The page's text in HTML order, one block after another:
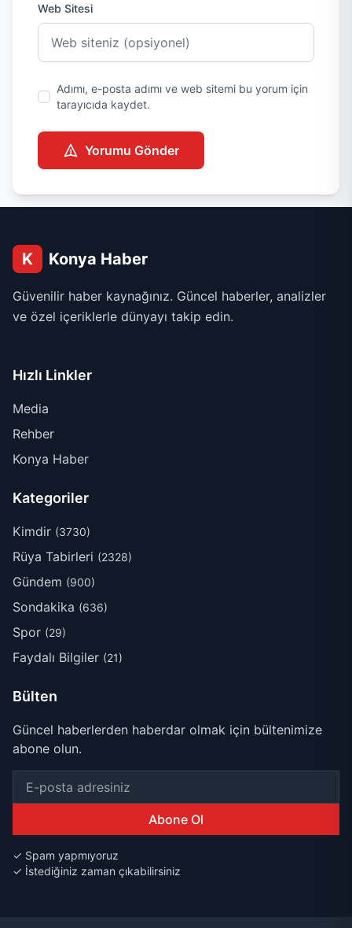
Web Sitesi
Adımı, e-posta adımı ve web sitemi bu yorum için
tarayıcıda kaydet.
Yorumu Gönder
K Konya Haber
Güvenilir haber kaynağınız. Güncel haberler, analizler
ve özel içeriklerle dünyayı takip edin.
Hızlı Linkler
Media
Rehber
Konya Haber
Kategoriler
Kimdir (3730)
Rüya Tabirleri (2328)
Gündem (900)
Sondakika (636)
Spor (29)
Faydalı Bilgiler (21)
Bülten
Güncel haberlerden haberdar olmak için bültenimize
abone olun.
Abone Ol
✓ Spam yapmıyoruz
✓ İstediğiniz zaman çıkabilirsiniz